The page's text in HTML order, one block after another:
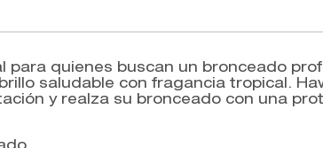
quienes buscan un bronceado
saludable con fragancia tropical.
y realza su bronceado con una